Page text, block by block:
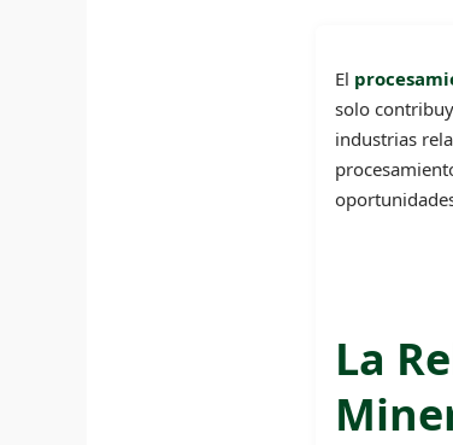
El
solo
industrias
La